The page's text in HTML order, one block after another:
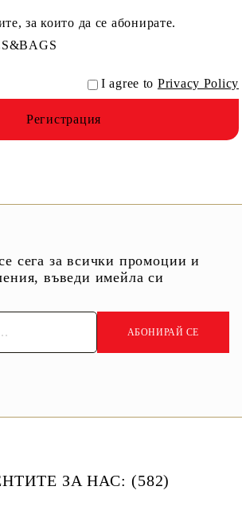
за които да се абонирате.
I agree to Privacy Policy
сега за всички промоции и
въведи имейла си
ЗА НАС: (582)